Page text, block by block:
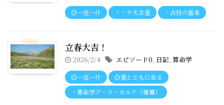
◎一伍一什 ・・十大主星 ・占技の基本
立春大吉！
2026/2/4 エピソード0, 日記, 算命学
◎一伍一什
◎星とともに走る
・算命学ア・ラ・カルテ（雑纂）